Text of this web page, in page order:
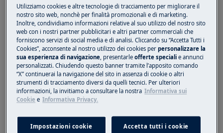
Codice errore E4
Si applica a:
Condizionatore portatile
1. Contattare il centro di assistenza
Utilizziamo cookies e altre tecnologie di tracciamento per migliorare il
nostro sito web, nonchè per finalità promozionali e di marketing.
Inoltre, condividiamo informazioni relative al suo utilizzo del nostro sito
web con i nostri partner pubblicitari e altri partner commerciali che
forniscono servizi di social media e di analisi. Cliccando su “Accetta Tutti i
Cookies”, acconsente al nostro utilizzo dei cookies perpersonalizzare la
sua esperienza di navigazione, presentarleofferte speciali e annunci
personalizzati. Chiudendo questo banner tramite l’apposito comando
“X” continuerai la navigazione del sito in assenza di cookie o altri
strumenti di tracciamento diversi da quelli tecnici. Per ulteriori
informazioni, la invitiamo a consultare la nostra Informativa sui
Cookie e Informativa Privacy.
Impostazioni cookie Accetta tutti i cookie